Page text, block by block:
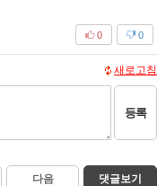
0
0
새로고침
등록
다음 댓글보기